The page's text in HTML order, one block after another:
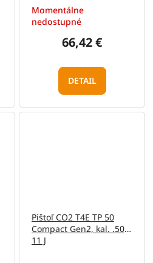
Momentálne
nedostupné
66,42 €
DETAIL
Pištoľ CO2 T4E TP 50
Compact Gen2, kal. .50,
11 J